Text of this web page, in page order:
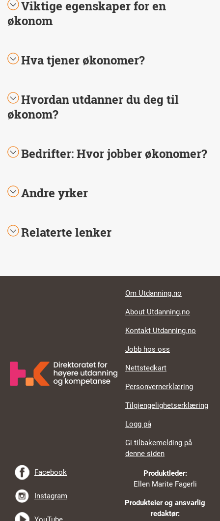
Viktige egenskaper for en
økonom
Hva tjener økonomer?
Hvordan utdanner du deg til
økonom?
Bedrifter: Hvor jobber økonomer?
Andre yrker
Relaterte lenker
Footer links
Om Utdanning.no
About Utdanning.no
Kontakt Utdanning.no
Jobb hos oss
Nettstedkart
Personvernerklæring
Tilgjengelighetserklæring
Logg på
Gi tilbakemelding på
denne siden
Produktleder:
Ellen Marite Fagerli
Produkteier og ansvarlig
redaktør:
Facebook
Instagram